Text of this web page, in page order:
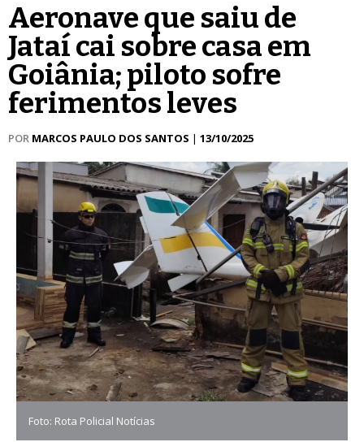
Aeronave que saiu de
Jataí cai sobre casa em
Goiânia; piloto sofre
ferimentos leves
POR MARCOS PAULO DOS SANTOS | 13/10/2025
Foto: Rota Policial Notícias